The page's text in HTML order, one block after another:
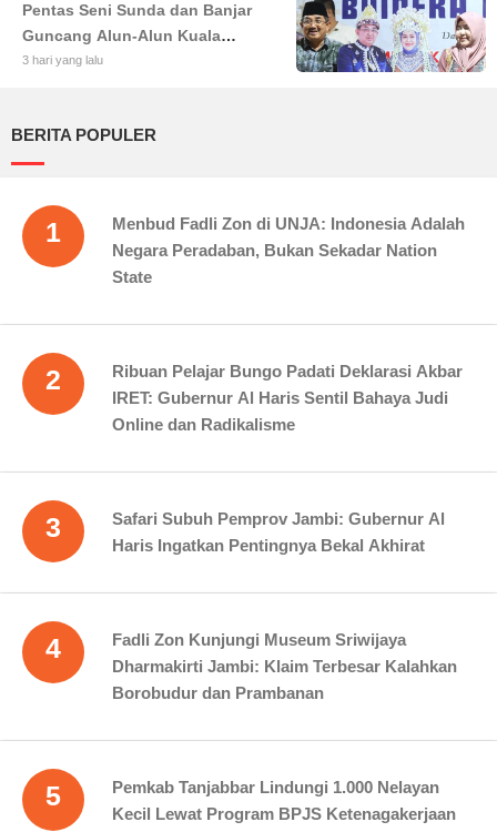
Pentas Seni Sunda dan Banjar
Guncang Alun-Alun Kuala
Tungkal: Warga Tumpah Ruah
3 hari yang lalu
BERITA POPULER
1
Menbud Fadli Zon di UNJA: Indonesia Adalah
Negara Peradaban, Bukan Sekadar Nation
State
2
Ribuan Pelajar Bungo Padati Deklarasi Akbar
IRET: Gubernur Al Haris Sentil Bahaya Judi
Online dan Radikalisme
3
Safari Subuh Pemprov Jambi: Gubernur Al
Haris Ingatkan Pentingnya Bekal Akhirat
4
Fadli Zon Kunjungi Museum Sriwijaya
Dharmakirti Jambi: Klaim Terbesar Kalahkan
Borobudur dan Prambanan
5
Pemkab Tanjabbar Lindungi 1.000 Nelayan
Kecil Lewat Program BPJS Ketenagakerjaan